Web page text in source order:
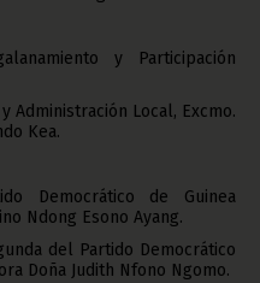
y Participación
Administración Local, Excmo.
Kea.
Democrático de Guinea
Ndong Esono Ayang.
del Partido Democrático
Doña Judith Nfono Ngomo.